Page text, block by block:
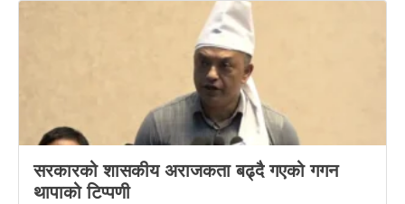
सरकारको शासकीय अराजकता बढ्दै गएको गगन
थापाको टिप्पणी